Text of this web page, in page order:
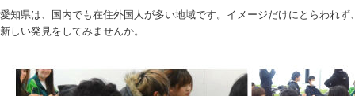
愛知県は、国内でも在住外国人が多い地域です。イメージだけにとらわれ
新しい発見をしてみませんか。